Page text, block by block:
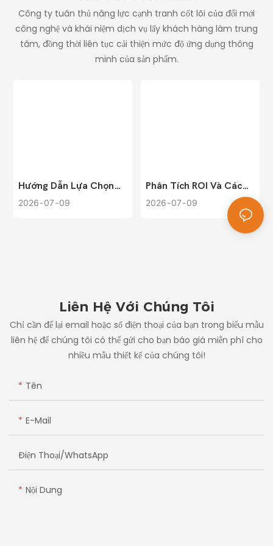
Công ty tuân thủ năng lực cạnh tranh cốt lõi của đổi mới
công nghệ và khái niệm dịch vụ lấy khách hàng làm trung
tâm, đồng thời liên tục cải thiện mức độ ứng dụng thông
minh của sản phẩm.
Hướng Dẫn Lựa Chọn
Toàn Diện Hệ Thống
2026 07 09
Phân Tích ROI Và Các
Chiến Lược Cải Thiện
Doanh Thu Cho Hệ
Thống Quản Lý Bãi Đậu
2026 07 09
Liên Hệ Với Chúng Tôi
Chỉ cần để lại email hoặc số điện thoại của bạn trong biểu mẫu
liên hệ để chúng tôi có thể gửi cho bạn báo giá miễn phí cho
nhiều mẫu thiết kế của chúng tôi!
Tên
E-Mail
Điện Thoại/whatsApp
Nội Dung